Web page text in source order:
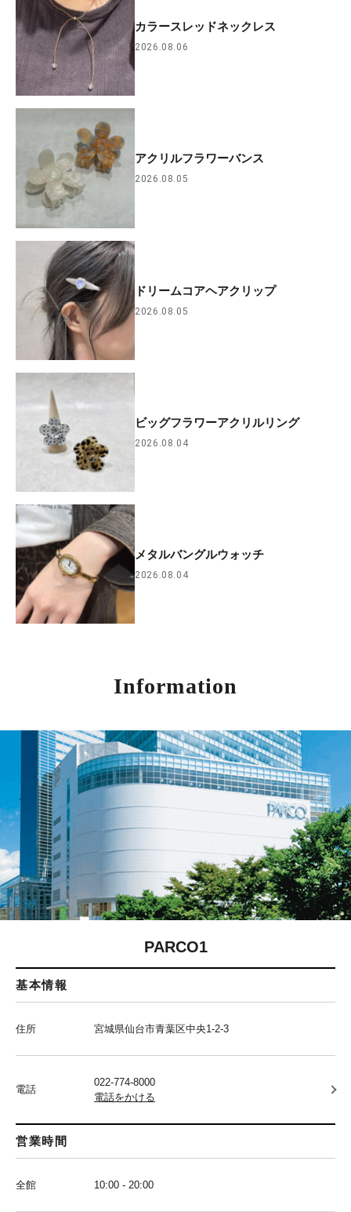
カラースレッドネックレス
2026.08.06
アクリルフラワーバンス
2026.08.05
ドリームコアヘアクリップ
2026.08.05
ビッグフラワーアクリルリング
2026.08.04
メタルバングルウォッチ
2026.08.04
Information
PARCO1
基本情報
住所 宮城県仙台市青葉区中央1-2-3
電話
022-774-8000
電話をかける
営業時間
全館 10:00 - 20:00